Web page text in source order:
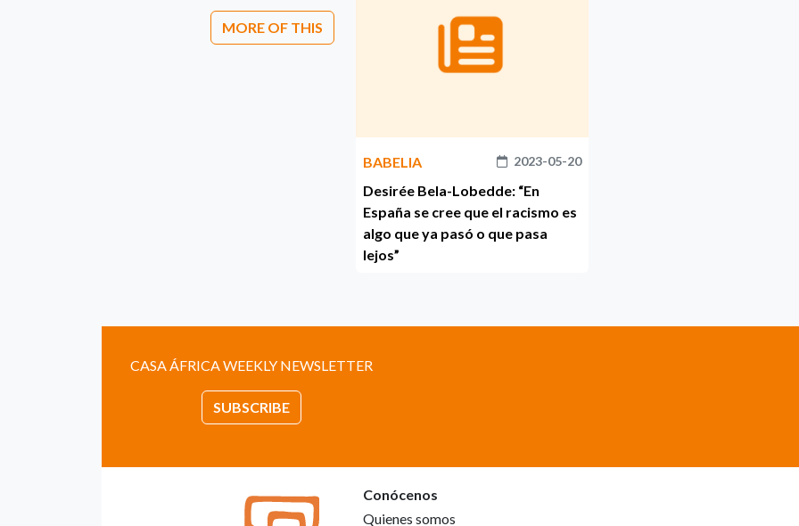
MORE OF THIS
BABELIA 2023-05-20
Desirée Bela-Lobedde: “En
España se cree que el racismo es
algo que ya pasó o que pasa
lejos”
CASA ÁFRICA WEEKLY NEWSLETTER
SUBSCRIBE
Conócenos
Quienes somos